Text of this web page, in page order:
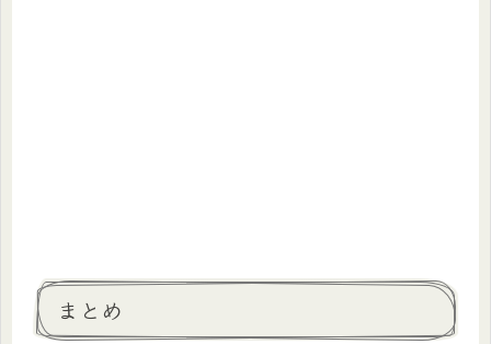
まとめ